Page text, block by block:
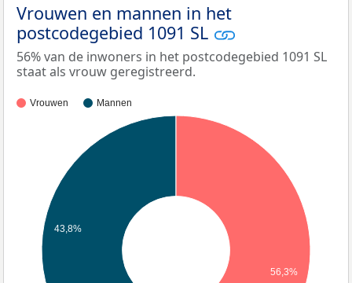
Vrouwen en mannen in het
postcodegebied 1091 SL
56% van de inwoners in het postcodegebied 1091 SL
staat als vrouw geregistreerd.
Vrouwen Mannen
43,8%
56,3%